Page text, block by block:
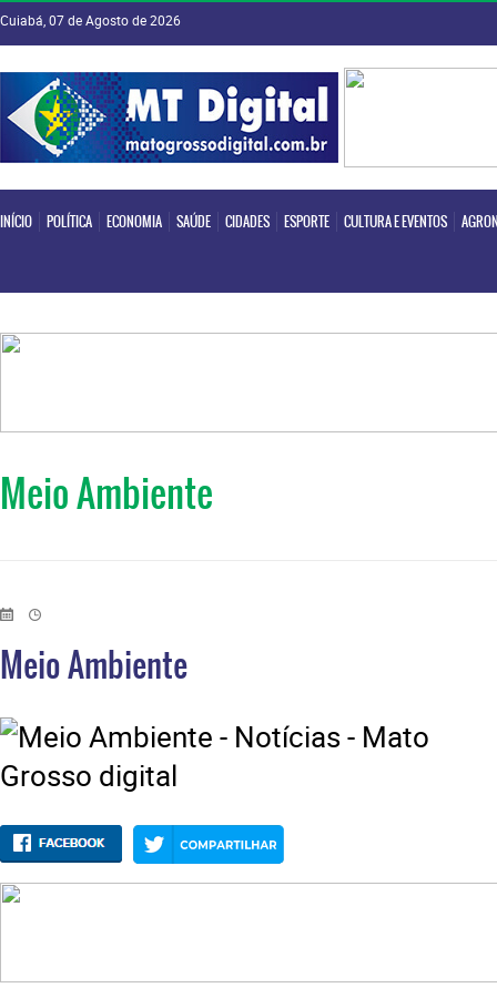
Cuiabá, 07 de Agosto de 2026
INÍCIO POLÍTICA ECONOMIA SAÚDE CIDADES ESPORTE CULTURA E EVENTOS
INÍCIO POLÍTICA ECONOMIA SAÚDE
Meio Ambiente
Meio Ambiente